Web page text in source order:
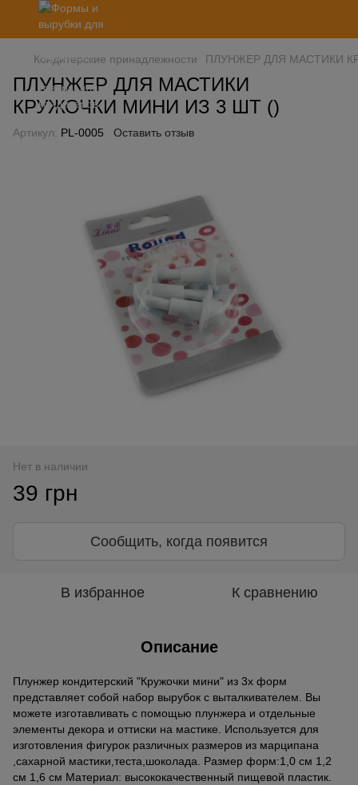
Кондитерские принадлежности ПЛУНЖЕР ДЛЯ МАСТИКИ
ПЛУНЖЕР ДЛЯ МАСТИКИ
КРУЖОЧКИ МИНИ ИЗ 3 ШТ ()
Артикул: PL-0005 Оставить отзыв
Нет в наличии
39 грн
Сообщить, когда появится
В избранное К сравнению
Описание
Плунжер кондитерский "Кружочки мини" из 3х форм
представляет собой набор вырубок с выталкивателем. Вы
можете изготавливать с помощью плунжера и отдельные
элементы декора и оттиски на мастике. Используется для
изготовления фигурок различных размеров из марципана
,сахарной мастики,теста,шоколада. Размер форм:1,0 см 1,2
см 1,6 см Материал: высококачественный пищевой пластик.